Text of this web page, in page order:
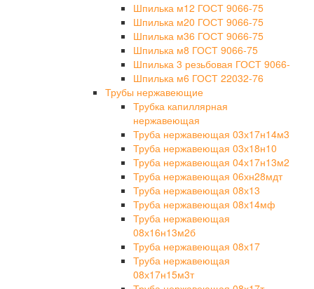
Шпилька м12 ГОСТ 9066-75
Шпилька м20 ГОСТ 9066-75
Шпилька м36 ГОСТ 9066-75
Шпилька м8 ГОСТ 9066-75
Шпилька 3 резьбовая ГОСТ 9066-
Шпилька м6 ГОСТ 22032-76
Трубы нержавеющие
Трубка капиллярная
нержавеющая
Труба нержавеющая 03х17н14м3
Труба нержавеющая 03х18н10
Труба нержавеющая 04х17н13м2
Труба нержавеющая 06хн28мдт
Труба нержавеющая 08х13
Труба нержавеющая 08х14мф
Труба нержавеющая
08х16н13м2б
Труба нержавеющая 08х17
Труба нержавеющая
08х17н15м3т